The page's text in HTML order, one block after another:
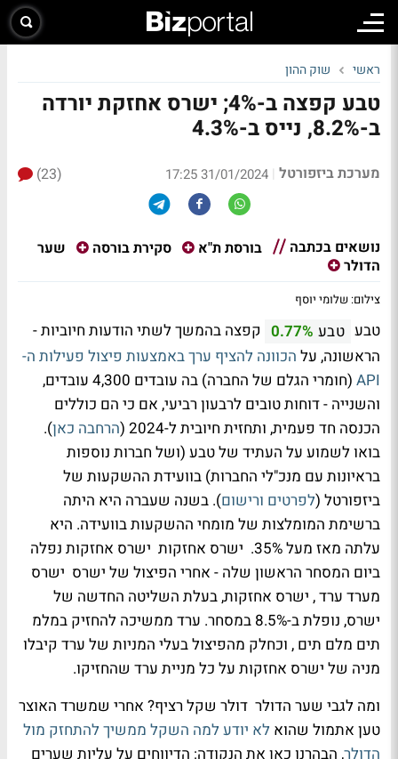
ראשי שוק ההון
טבע קפצה ב-4%; ישרס אחזקת יורדה
ב-8.2%, נייס ב-4.3%
מערכת ביזפורטל |
31/01/2024 17:25
(23)
נושאים בכתבה בורסת ת"א סקירת בורסה
שער
הדולר
צילום: שלומי יוסף
טבע טבע 0.77% קפצה בהמשך לשתי הודעות חיוביות -
הראשונה, על הכוונה להציף ערך באמצעות פיצול פעילות ה-
API
(חומרי הגלם של החברה) בה עובדים 4,300 עובדים,
והשנייה - דוחות טובים לרבעון רביעי, אם כי הם כוללים
הכנסה חד פעמית, ותחזית חיובית ל-2024 (
הרחבה כאן).
בואו לשמוע על העתיד של טבע (ושל חברות נוספות
בראיונות עם מנכ"לי החברות) בוועידת ההשקעות של
ביזפורטל (לפרטים ורישום). בשנה שעברה היא היתה
ברשימת המומלצות של מומחי ההשקעות בוועידה. היא
עלתה מאז מעל 35%. ישרס אחזקות ישרס אחזקות נפלה
ביום המסחר הראשון שלה - אחרי הפיצול של ישרס ישרס
מערד ערד , ישרס אחזקות, בעלת השליטה החדשה של
ישרס, נופלת ב-8.5% במסחר. ערד ממשיכה להחזיק במלמ
תים מלם תים , וכחלק מהפיצול בעלי המניות של ערד קיבלו
מניה של ישרס אחזקות על כל מניית ערד שהחזיקו.
ומה לגבי שער הדולר דולר שקל רציף? אחרי שמשרד האוצר
טען אתמול שהוא לא יודע למה השקל ממשיך להתחזק מול
הדולר, הבהרנו כאן את הנקודה: הדיווחים על עליות שערים